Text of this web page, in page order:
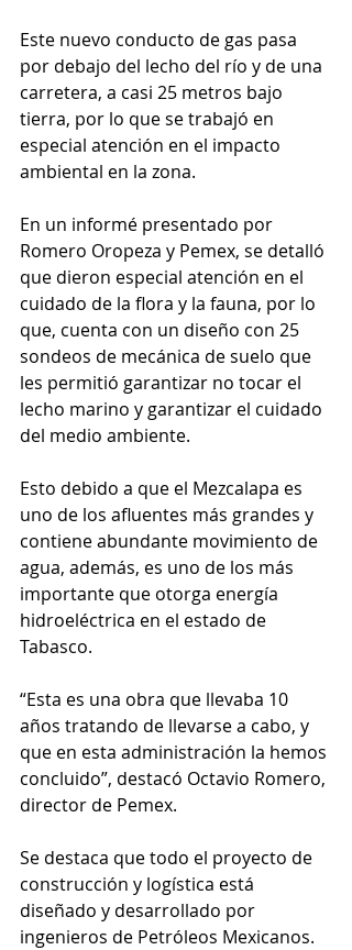
Este nuevo conducto de gas pasa
por debajo del lecho del río y de una
carretera, a casi 25 metros bajo
tierra, por lo que se trabajó en
especial atención en el impacto
ambiental en la zona.
En un informé presentado por
Romero Oropeza y Pemex, se detalló
que dieron especial atención en el
cuidado de la flora y la fauna, por lo
que, cuenta con un diseño con 25
sondeos de mecánica de suelo que
les permitió garantizar no tocar el
lecho marino y garantizar el cuidado
del medio ambiente.
Esto debido a que el Mezcalapa es
uno de los afluentes más grandes y
contiene abundante movimiento de
agua, además, es uno de los más
importante que otorga energía
hidroeléctrica en el estado de
Tabasco.
“Esta es una obra que llevaba 10
años tratando de llevarse a cabo, y
que en esta administración la hemos
concluido”, destacó Octavio Romero,
director de Pemex.
Se destaca que todo el proyecto de
construcción y logística está
diseñado y desarrollado por
ingenieros de Petróleos Mexicanos.